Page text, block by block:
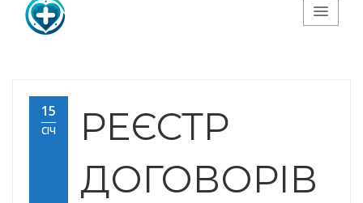
Черкаський міський
центр ПМСД"
15
СІЧ
РЕЄСТР
ДОГОВОРІВ